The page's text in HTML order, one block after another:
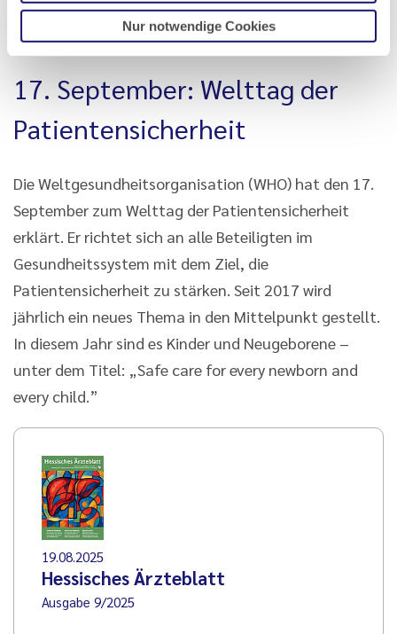
Nur notwendige Cookies
17. September: Welttag der
Patientensicherheit
Die Weltgesundheitsorganisation (WHO) hat den 17.
September zum Welttag der Patientensicherheit
erklärt. Er richtet sich an alle Beteiligten im
Gesundheitssystem mit dem Ziel, die
Patientensicherheit zu stärken. Seit 2017 wird
jährlich ein neues Thema in den Mittelpunkt gestellt.
In diesem Jahr sind es Kinder und Neugeborene –
unter dem Titel: „Safe care for every newborn and
every child.”
19.08.2025
Hessisches Ärzteblatt
Ausgabe 9/2025